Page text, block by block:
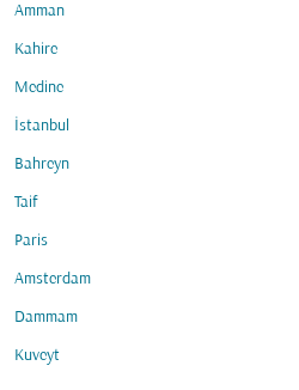
Amman
Kahire
Medine
İstanbul
Bahreyn
Taif
Paris
Amsterdam
Dammam
Kuveyt